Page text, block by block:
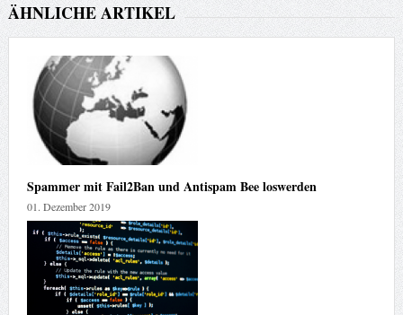
ÄHNLICHE ARTIKEL
Spammer mit Fail2Ban und Antispam Bee loswerden
01. Dezember 2019